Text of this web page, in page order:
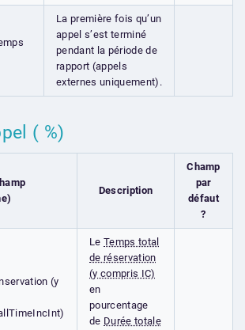
La première fois qu’un
appel s’est terminé
pendant la période de
rapport (appels
externes uniquement).
( %)
Description
Champ
par
défaut
?
(y
Le Temps total
de réservation
(y compris IC)
en
pourcentage
de Durée totale